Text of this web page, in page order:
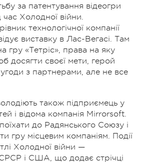
за патентування відеогри
час Холодної війни.
технологічної компанії
виставку в Лас-Вегасі. Там
гру «Тетріс», права на яку
досягти своєї мети, герой
з партнерами, але не все
також підприємець у
і відома компанія Mirrorsoft.
до Радянського Союзу і
гру місцевим компаніям. Події
Холодної війни —
і США, що додає стрічці